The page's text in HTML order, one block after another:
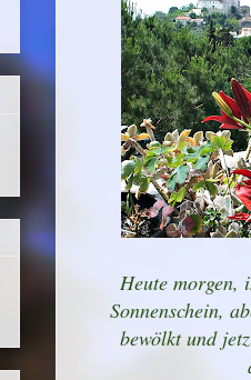
Heute
Sonnenschein,
bewölkt und